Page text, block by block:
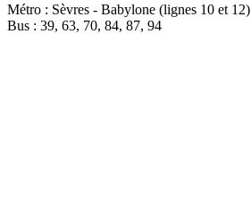
Métro : Sèvres - Babylone (lignes 10 et 12)
Bus : 39, 63, 70, 84, 87, 94